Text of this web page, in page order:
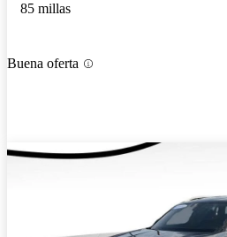
85 millas
Buena oferta